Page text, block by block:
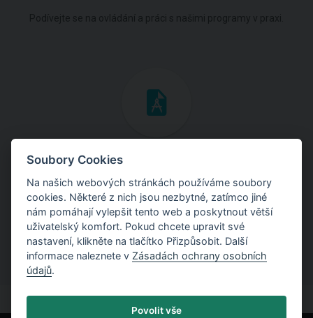
Inženýrské manuály
Stáhněte si manuály s teoretickými i praktickými ukázkami
použití programů.
Soubory Cookies
Na našich webových stránkách používáme soubory
cookies. Některé z nich jsou nezbytné, zatímco jiné
nám pomáhají vylepšit tento web a poskytnout větší
uživatelský komfort. Pokud chcete upravit své
nastavení, klikněte na tlačítko Přizpůsobit. Další
informace naleznete v Zásadách ochrany osobních
údajů.
Povolit vše